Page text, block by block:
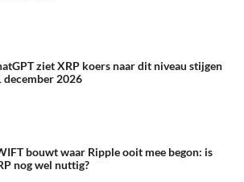
ziet XRP koers naar dit niveau stijgen
december 2026
bouwt waar Ripple ooit mee begon: is
nog wel nuttig?